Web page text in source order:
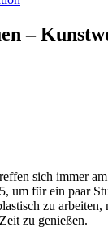
–
sich immer
um für ein paar
zu arbeiten,
zu genießen.